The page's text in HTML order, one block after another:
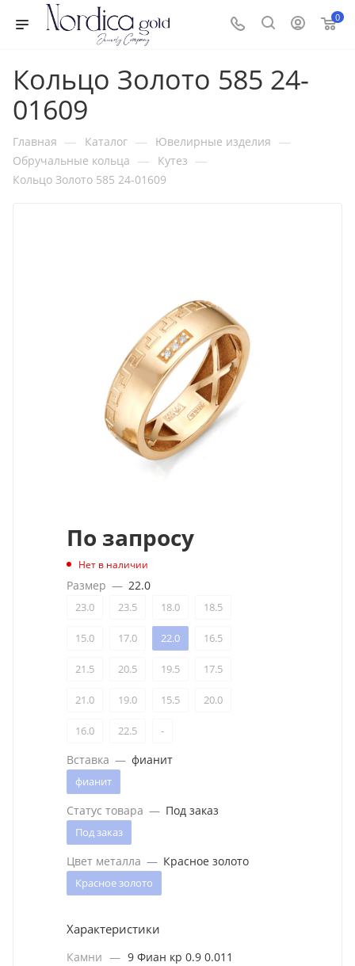
0
Кольцо Золото 585 24-
01609
Главная — Каталог — Ювелирные изделия —
Обручальные кольца — Кутез —
Кольцо Золото 585 24-01609
По запросу
Нет в наличии
Размер — 22.0
23.0 23.5 18.0 18.5
15.0 17.0 22.0 16.5
21.5 20.5 19.5 17.5
21.0 19.0 15.5 20.0
16.0 22.5 -
Вставка — фианит
фианит
Статус товара — Под заказ
Под заказ
Цвет металла — Красное золото
Красное золото
Характеристики
Камни — 9 Фиан кр 0.9 0.011